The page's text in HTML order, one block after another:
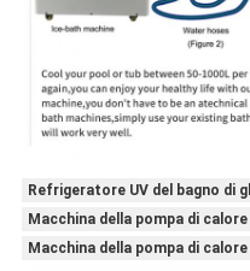
Refrigeratore UV del bagno di
Macchina della pompa di
Macchina della pompa di calore